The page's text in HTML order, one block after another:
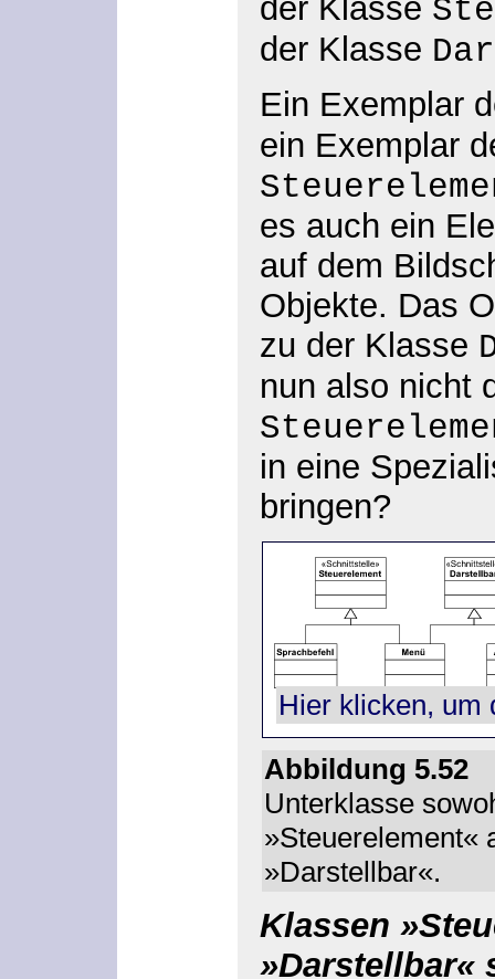
der Klasse
der Klasse
Ein Exemplar
ein Exemplar
es auch ein
auf dem
Objekte. Das
zu der Klasse
nun also nicht
in eine
bringen?
Hier klicken, um
Abbildung
Unterklasse
»Steuerelement«
»Darstellbar«.
Klassen
»Darstellbar«